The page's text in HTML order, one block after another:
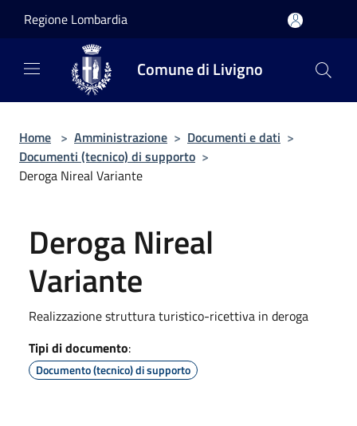
Regione Lombardia
Comune di Livigno
Home > Amministrazione > Documenti e dati >
Documenti (tecnico) di supporto >
Deroga Nireal Variante
Deroga Nireal
Variante
Realizzazione struttura turistico-ricettiva in deroga
Tipi di documento:
Documento (tecnico) di supporto